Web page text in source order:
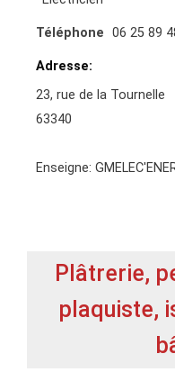
Téléphone 06 25 89
23, rue de la Tournelle
63340
Enseigne:
Plâtrerie,
plaquiste,